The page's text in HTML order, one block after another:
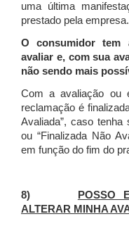
uma última
prestado pela empresa.
O consumidor tem
avaliar e, com sua
não sendo mais
Com a avaliação ou
reclamação é
Avaliada”, caso
ou “Finalizada Não
em função do fim do
8)
POSSO
ALTERAR MINHA